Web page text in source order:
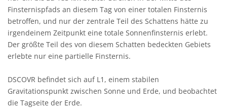
Finsternispfads an diesem Tag von einer totalen Finsternis
betroffen, und nur der zentrale Teil des Schattens hätte zu
irgendeinem Zeitpunkt eine totale Sonnenfinsternis erlebt.
Der größte Teil des von diesem Schatten bedeckten Gebiets
erlebte nur eine partielle Finsternis.
DSCOVR befindet sich auf L1, einem stabilen
Gravitationspunkt zwischen Sonne und Erde, und beobachtet
die Tagseite der Erde.